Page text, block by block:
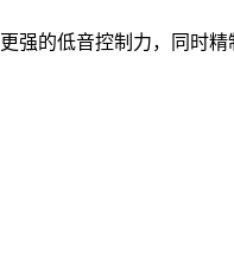
强的低音控制力，同